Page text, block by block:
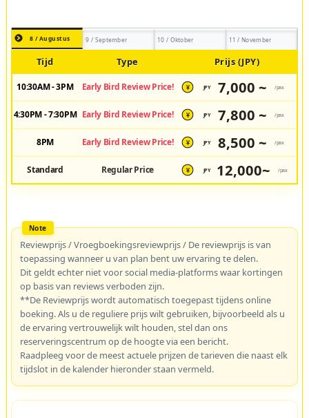
8 / Augustus 9 / September 10 / Oktober 11 / November
Tijd Type Prijs (JPY)
10:30AM - 3PM Early Bird Review Price! ¥ JPY 7,000 ~ /pax
4:30PM - 7:30PM Early Bird Review Price! ¥ JPY 7,800 ~ /pax
8PM Early Bird Review Price! ¥ JPY 8,500 ~ /pax
Standard Regular Price ¥ JPY 12,000~ /pax
Reviewprijs / Vroegboekingsreviewprijs / De reviewprijs is van
toepassing wanneer u van plan bent uw ervaring te delen.
Dit geldt echter niet voor social media-platforms waar kortingen
op basis van reviews verboden zijn.
**De Reviewprijs wordt automatisch toegepast tijdens online
boeking. Als u de reguliere prijs wilt gebruiken, bijvoorbeeld als u
de ervaring vertrouwelijk wilt houden, stel dan ons
reserveringscentrum op de hoogte via een bericht.
Raadpleeg voor de meest actuele prijzen de tarieven die naast elk
tijdslot in de kalender hieronder staan vermeld.